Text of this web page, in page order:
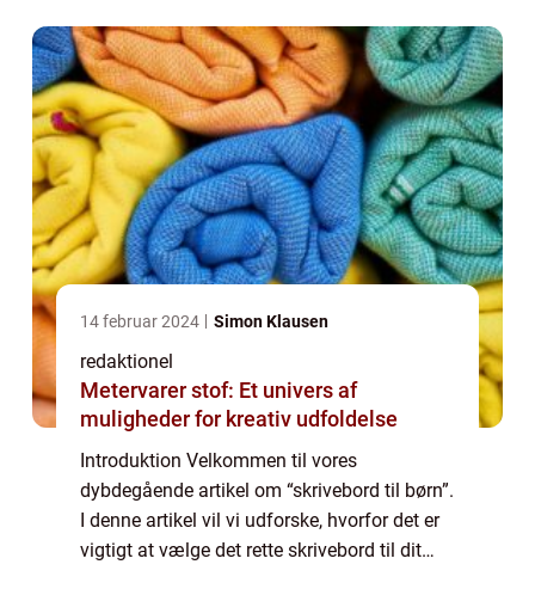
14 februar 2024 Simon Klausen
redaktionel
Metervarer stof: Et univers af
muligheder for kreativ udfoldelse
Introduktion Velkommen til vores
dybdegående artikel om “skrivebord til børn”.
I denne artikel vil vi udforske, hvorfor det er
vigtigt at vælge det rette skrivebord til dit